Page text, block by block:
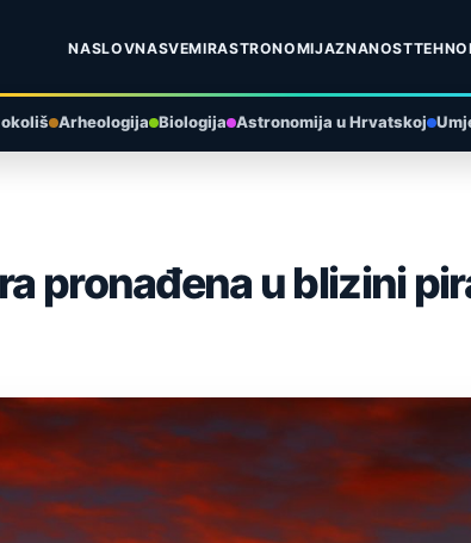
NASLOVNASVEMIRASTRONOMIJAZNANOST
Arheologija Biologija Astronomija u Hrvatskoj
pronađena u blizini